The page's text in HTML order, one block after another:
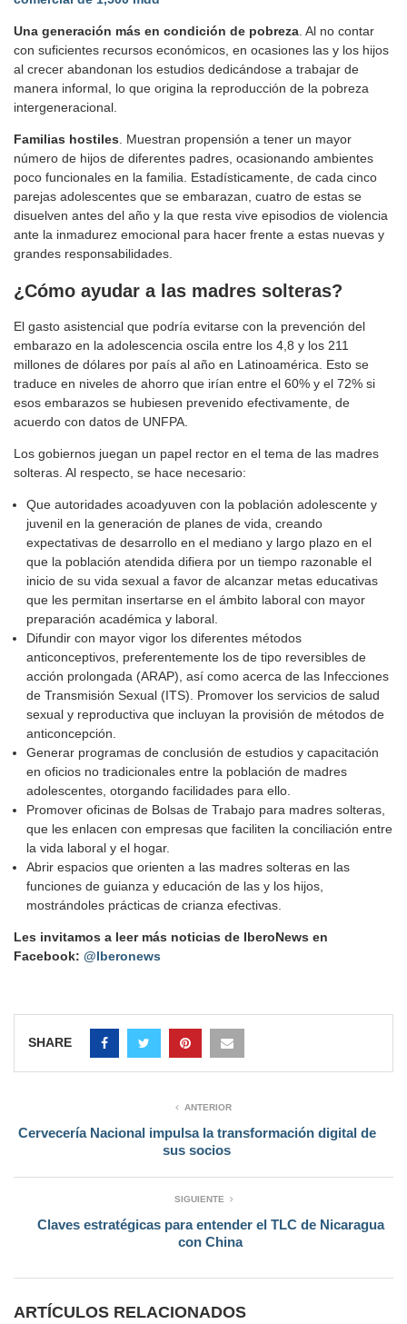
Una generación más en condición de pobreza. Al no contar
con suficientes recursos económicos, en ocasiones las y los hijos
al crecer abandonan los estudios dedicándose a trabajar de
manera informal, lo que origina la reproducción de la pobreza
intergeneracional.
Familias hostiles. Muestran propensión a tener un mayor
número de hijos de diferentes padres, ocasionando ambientes
poco funcionales en la familia. Estadísticamente, de cada cinco
parejas adolescentes que se embarazan, cuatro de estas se
disuelven antes del año y la que resta vive episodios de violencia
ante la inmadurez emocional para hacer frente a estas nuevas y
grandes responsabilidades.
¿Cómo ayudar a las madres solteras?
El gasto asistencial que podría evitarse con la prevención del
embarazo en la adolescencia oscila entre los 4,8 y los 211
millones de dólares por país al año en Latinoamérica. Esto se
traduce en niveles de ahorro que irían entre el 60% y el 72% si
esos embarazos se hubiesen prevenido efectivamente, de
acuerdo con datos de UNFPA.
Los gobiernos juegan un papel rector en el tema de las madres
solteras. Al respecto, se hace necesario:
Que autoridades acoadyuven con la población adolescente y
juvenil en la generación de planes de vida, creando
expectativas de desarrollo en el mediano y largo plazo en el
que la población atendida difiera por un tiempo razonable el
inicio de su vida sexual a favor de alcanzar metas educativas
que les permitan insertarse en el ámbito laboral con mayor
preparación académica y laboral.
Difundir con mayor vigor los diferentes métodos
anticonceptivos, preferentemente los de tipo reversibles de
acción prolongada (ARAP), así como acerca de las Infecciones
de Transmisión Sexual (ITS). Promover los servicios de salud
sexual y reproductiva que incluyan la provisión de métodos de
anticoncepción.
Generar programas de conclusión de estudios y capacitación
en oficios no tradicionales entre la población de madres
adolescentes, otorgando facilidades para ello.
Promover oficinas de Bolsas de Trabajo para madres solteras,
que les enlacen con empresas que faciliten la conciliación entre
la vida laboral y el hogar.
Abrir espacios que orienten a las madres solteras en las
funciones de guianza y educación de las y los hijos,
mostrándoles prácticas de crianza efectivas.
Les invitamos a leer más noticias de IberoNews en
Facebook: @Iberonews
SHARE
ANTERIOR
Cervecería Nacional impulsa la transformación digital de
sus socios
SIGUIENTE
Claves estratégicas para entender el TLC de Nicaragua
con China
ARTÍCULOS RELACIONADOS